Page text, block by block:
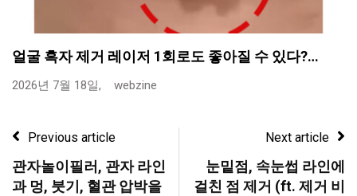
얼굴 흑자 제거 레이저 1회로도 좋아질 수 있다?…
2026년 7월 18일, webzine
Previous article
관자놀이필러, 관자 라인
과 멍, 붓기, 혈관 압박을
Next article
눈밑점, 속눈썹 라인에
걸친 점 제거 (ft. 제거 비